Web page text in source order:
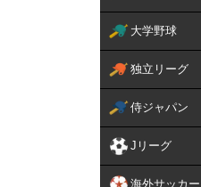
大学野球
独立リーグ
侍ジャパン
Jリーグ
海外サッカー